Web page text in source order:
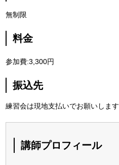
無制限
料金
参加費:3,300円
振込先
練習会は現地支払いでお願いします
講師プロフィール